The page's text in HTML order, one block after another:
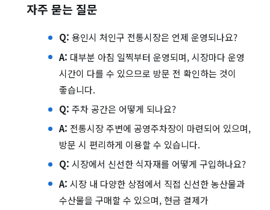
자주 묻는 질문
Q: 용인시 처인구 전통시장은 언제 운영되나요?
A: 대부분 아침 일찍부터 운영되며, 시장마다 운영
시간이 다를 수 있으므로 방문 전 확인하는 것이
좋습니다.
Q: 주차 공간은 어떻게 되나요?
A: 전통시장 주변에 공영주차장이 마련되어 있으며,
방문 시 편리하게 이용할 수 있습니다.
Q: 시장에서 신선한 식자재를 어떻게 구입하나요?
A: 시장 내 다양한 상점에서 직접 신선한 농산물과
수산물을 구매할 수 있으며, 현금 결제가